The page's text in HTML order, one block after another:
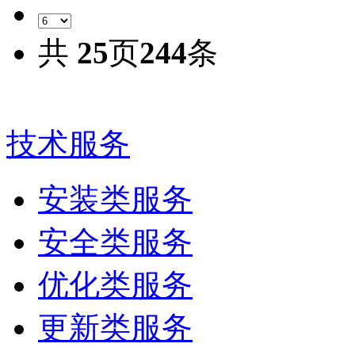
共 25页244条
技术服务
安装类服务
安全类服务
优化类服务
更新类服务